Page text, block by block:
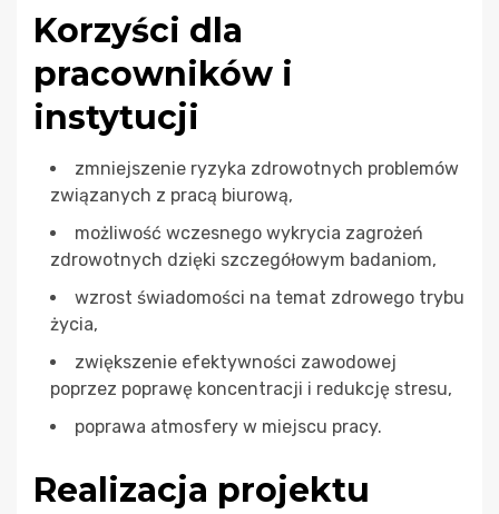
Korzyści dla
pracowników i
instytucji
zmniejszenie ryzyka zdrowotnych problemów
związanych z pracą biurową,
możliwość wczesnego wykrycia zagrożeń
zdrowotnych dzięki szczegółowym badaniom,
wzrost świadomości na temat zdrowego trybu
życia,
zwiększenie efektywności zawodowej
poprzez poprawę koncentracji i redukcję stresu,
poprawa atmosfery w miejscu pracy.
Realizacja projektu